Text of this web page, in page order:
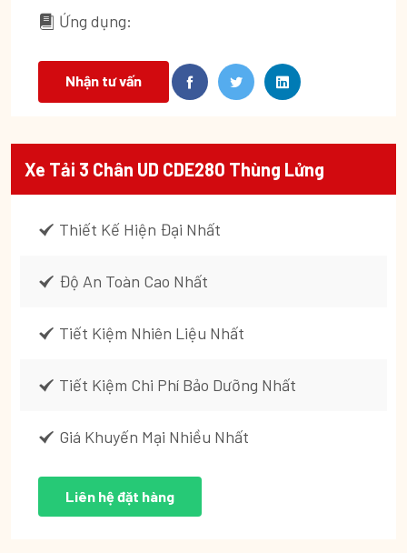
Ứng dụng:
Nhận tư vấn
Xe Tải 3 Chân UD CDE280 Thùng Lửng
Thiết Kế Hiện Đại Nhất
Độ An Toàn Cao Nhất
Tiết Kiệm Nhiên Liệu Nhất
Tiết Kiệm Chi Phí Bảo Dưỡng Nhất
Giá Khuyến Mại Nhiều Nhất
Liên hệ đặt hàng